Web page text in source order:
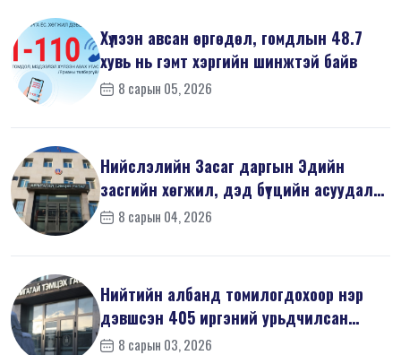
Хүлээн авсан өргөдөл, гомдлын 48.7
хувь нь гэмт хэргийн шинжтэй байв
8 сарын 05, 2026
Нийслэлийн Засаг даргын Эдийн
засгийн хөгжил, дэд бүтцийн асуудал
хари...
8 сарын 04, 2026
Нийтийн албанд томилогдохоор нэр
дэвшсэн 405 иргэний урьдчилсан
мэдүүл...
8 сарын 03, 2026